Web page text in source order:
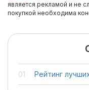
является рекламой и не
покупкой необходима
Рейтинг